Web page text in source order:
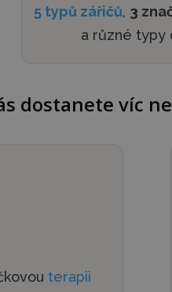
5 typů zářičů, 3
a různé typy
dostanete víc
terapii